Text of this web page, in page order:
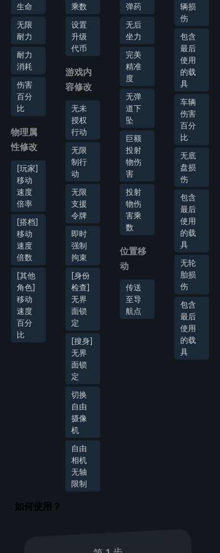
生命
无限
耐力
耐力
消耗
伤害
百分
比
物理属
性修改
[玩家]
移动
速度
倍率
[搭档]
移动
速度
倍数
[其他
角色]
移动
速度
百分
比
乘数
设置
升级
代币
游戏内
容修改
无未
授权
行动
无限
制行
动
无限
支援
令牌
即时
强制
拘束
[身份
检查]
无界
面锁
定
[搜身]
无界
面锁
定
切换
自由
摄像
机
自由
相机
无轴
限制
弹药
无后
坐力
完美
精准
度
无弹
道下
坠
巨额
投射
物伤
害
投射
物伤
害乘
数
位置移
动
传送
至导
航点
辆损
伤
包含
最后
使用
的载
具
车辆
伤害
百分
比
无底
盘损
伤
包含
最后
使用
的载
具
无轮
胎损
伤
包含
最后
使用
的载
具
如何使用？